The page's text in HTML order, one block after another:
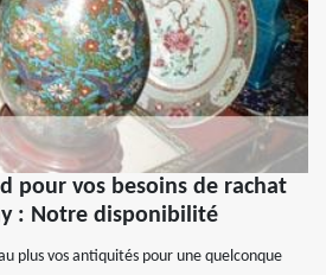
pour vos besoins de rachat
: Notre disponibilité
plus vos antiquités pour une quelconque